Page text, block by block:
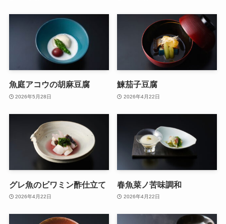
魚庭アコウの胡麻豆腐
2026年5月28日
鰊茄子豆腐
2026年4月22日
グレ魚のビワミン酢仕立て
2026年4月22日
春魚菜ノ苦味調和
2026年4月22日